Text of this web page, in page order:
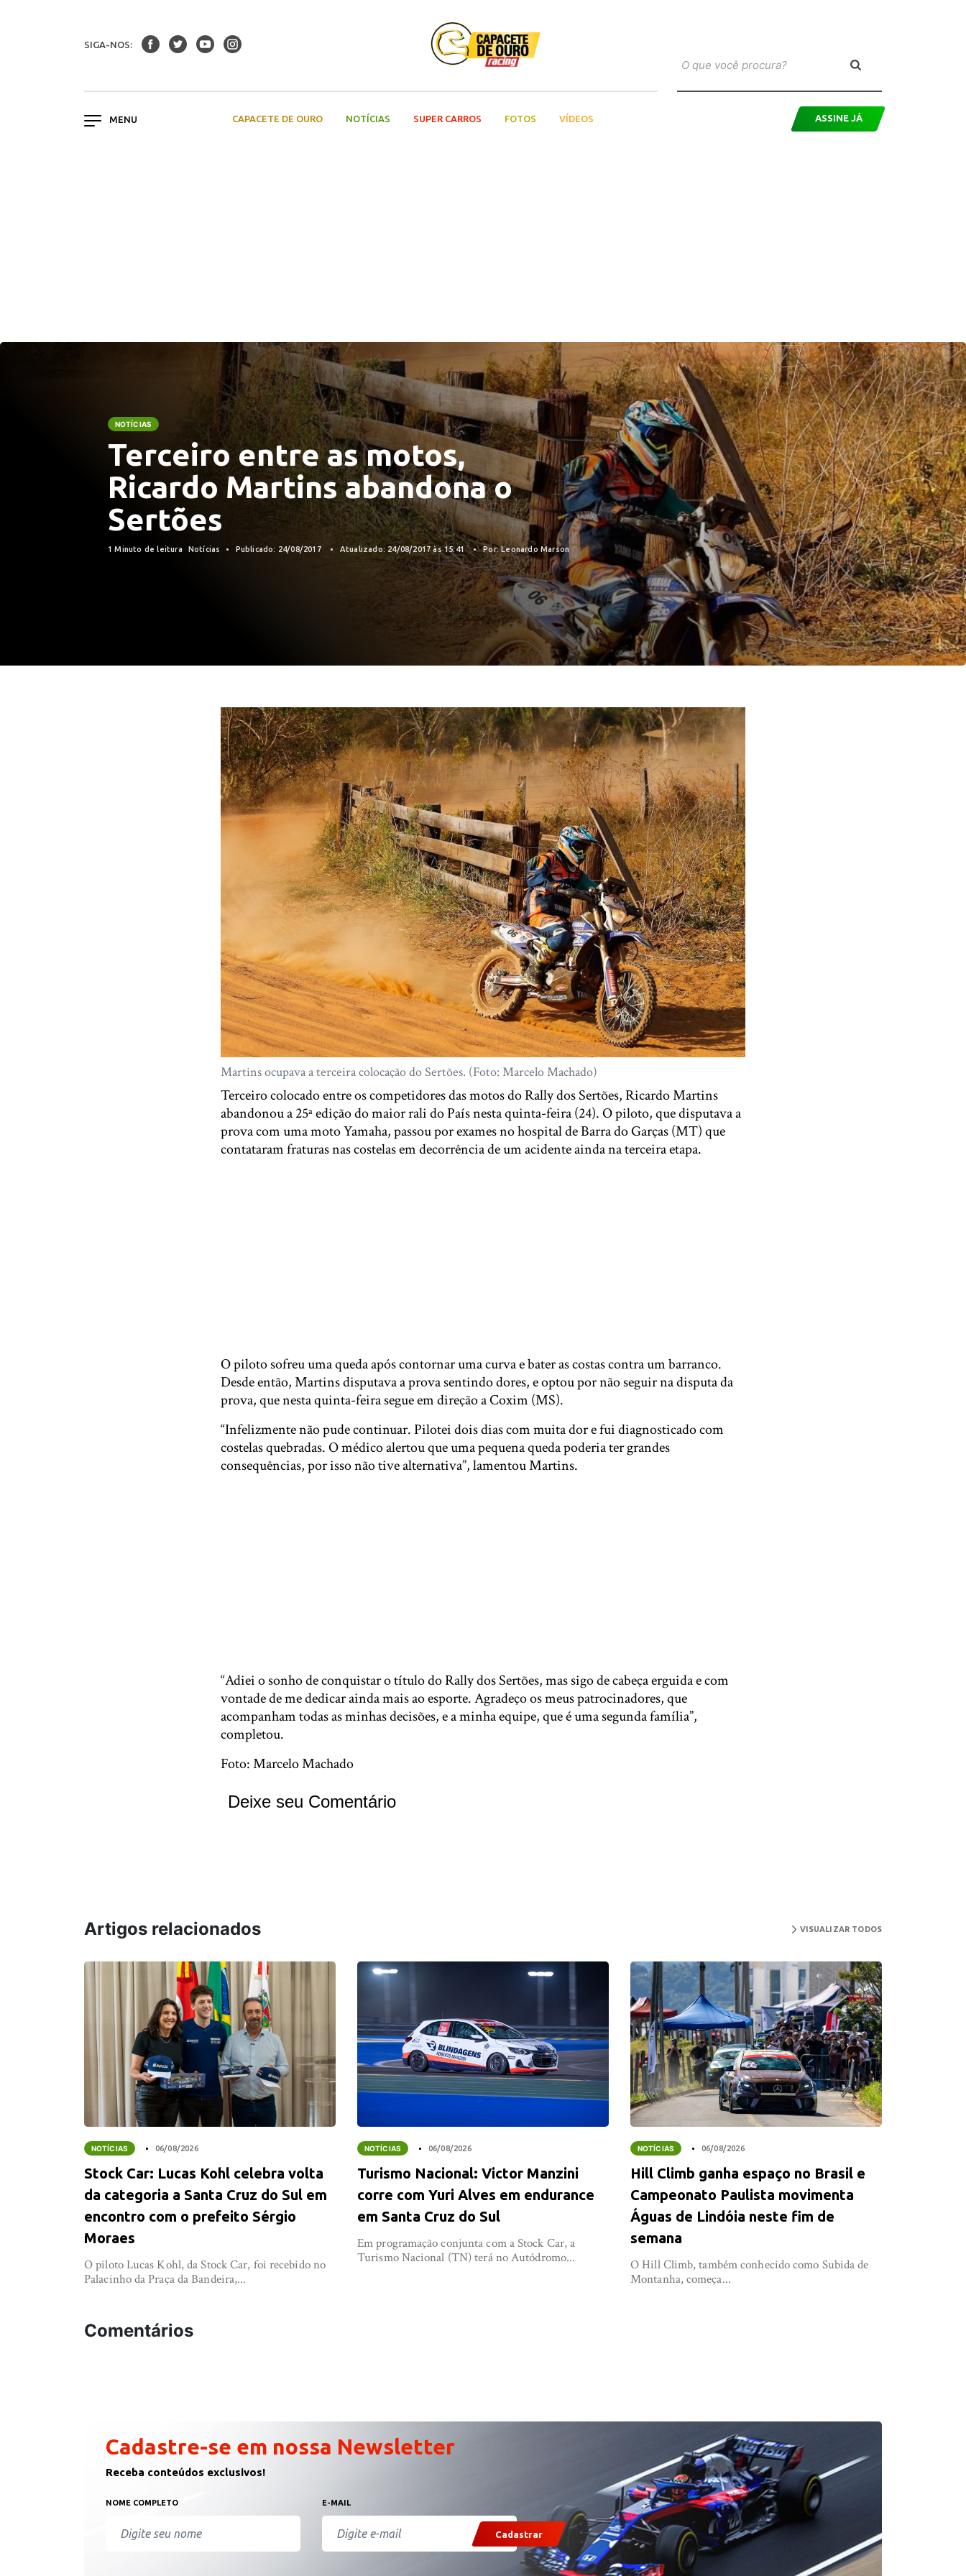
SIGA-NOS:
CAPACETE DE OURO NOTÍCIAS SUPER CARROS FOTOS VÍDEOS ASSINE JÁ
NOTÍCIAS
Terceiro entre as motos,
Ricardo Martins abandona o
Sertões
1 Minuto de leitura Notícias Publicado: 24/08/2017 Atualizado: 24/08/2017 às 15:41 Por: Leonardo Marson
Martins ocupava a terceira colocação do Sertões. (Foto: Marcelo Machado)
Terceiro colocado entre os competidores das motos do Rally dos Sertões, Ricardo Martins
abandonou a 25ª edição do maior rali do País nesta quinta-feira (24). O piloto, que disputava a
prova com uma moto Yamaha, passou por exames no hospital de Barra do Garças (MT) que
contataram fraturas nas costelas em decorrência de um acidente ainda na terceira etapa.
O piloto sofreu uma queda após contornar uma curva e bater as costas contra um barranco.
Desde então, Martins disputava a prova sentindo dores, e optou por não seguir na disputa da
prova, que nesta quinta-feira segue em direção a Coxim (MS).
“Infelizmente não pude continuar. Pilotei dois dias com muita dor e fui diagnosticado com
costelas quebradas. O médico alertou que uma pequena queda poderia ter grandes
consequências, por isso não tive alternativa”, lamentou Martins.
“Adiei o sonho de conquistar o título do Rally dos Sertões, mas sigo de cabeça erguida e com
vontade de me dedicar ainda mais ao esporte. Agradeço os meus patrocinadores, que
acompanham todas as minhas decisões, e a minha equipe, que é uma segunda família”,
completou.
Foto: Marcelo Machado
Deixe seu Comentário
Artigos relacionados VISUALIZAR TODOS
NOTÍCIAS 06/08/2026
Stock Car: Lucas Kohl celebra volta
da categoria a Santa Cruz do Sul em
encontro com o prefeito Sérgio
Moraes
O piloto Lucas Kohl, da Stock Car, foi recebido no
Palacinho da Praça da Bandeira,...
NOTÍCIAS 06/08/2026
Turismo Nacional: Victor Manzini
corre com Yuri Alves em endurance
em Santa Cruz do Sul
Em programação conjunta com a Stock Car, a
Turismo Nacional (TN) terá no Autódromo...
NOTÍCIAS 06/08/2026
Hill Climb ganha espaço no Brasil e
Campeonato Paulista movimenta
Águas de Lindóia neste fim de
semana
O Hill Climb, também conhecido como Subida de
Montanha, começa...
Comentários
Cadastre-se em nossa Newsletter
Receba conteúdos exclusivos!
NOME COMPLETO E-MAIL
Cadastrar